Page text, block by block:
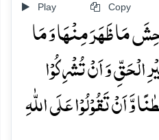
Play Copy
مَا ظَہَرَ مِنۡہَا وَ مَا
الۡحَقِّ وَ اَنۡ تُشۡرِکُوۡا
وَّ اَنۡ تَقُوۡلُوۡا عَلَی اللّٰہِ